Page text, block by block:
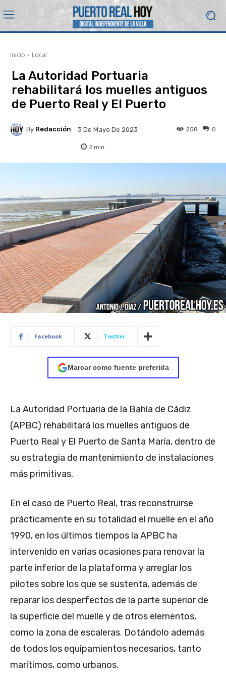
Inicio Local
La Autoridad Portuaria
rehabilitará los muelles antiguos
de Puerto Real y El Puerto
By Redacción 3 De Mayo De 2023 0
258
2 min.
Facebook Twitter
Marcar como fuente preferida
La Autoridad Portuaria de la Bahía de Cádiz
(APBC) rehabilitará los muelles antiguos de
Puerto Real y El Puerto de Santa María, dentro de
su estrategia de mantenimiento de instalaciones
más primitivas.
En el caso de Puerto Real, tras reconstruirse
prácticamente en su totalidad el muelle en el año
1990, en los últimos tiempos la APBC ha
intervenido en varias ocasiones para renovar la
parte inferior de la plataforma y arreglar los
pilotes sobre los que se sustenta, además de
reparar los desperfectos de la parte superior de
la superficie del muelle y de otros elementos,
como la zona de escaleras. Dotándolo además
de todos los equipamientos necesarios, tanto
marítimos, como urbanos.